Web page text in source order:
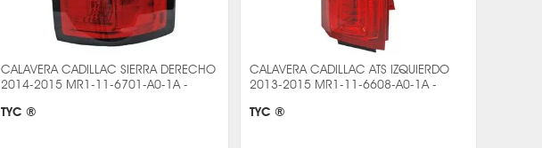
CALAVERA CADILLAC SIERRA DERECHO
2014-2015 MR1-11-6701-A0-1A -
TYC ®
CALAVERA CADILLAC ATS IZQUIERDO
2013-2015 MR1-11-6608-A0-1A -
TYC ®